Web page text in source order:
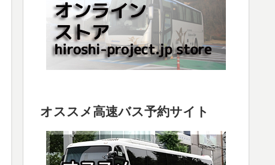
オススメ高速バス予約サイト